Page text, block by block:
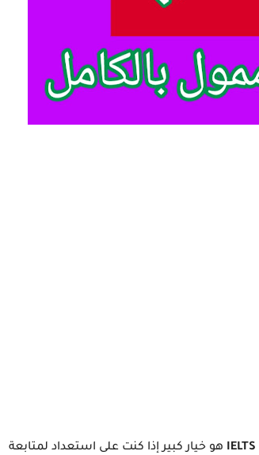
هو خيار كبير إذا كنت على استعداد لمتابعة